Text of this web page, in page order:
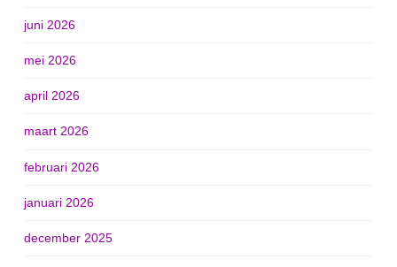
juni 2026
mei 2026
april 2026
maart 2026
februari 2026
januari 2026
december 2025